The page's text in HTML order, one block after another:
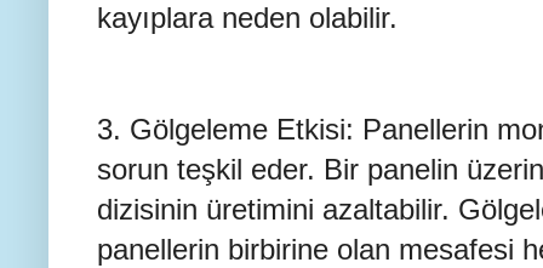
kayıplara neden olabilir.
3. Gölgeleme Etkisi: Panellerin
sorun teşkil eder. Bir panelin
dizisinin üretimini azaltabilir.
panellerin birbirine olan mesafesi